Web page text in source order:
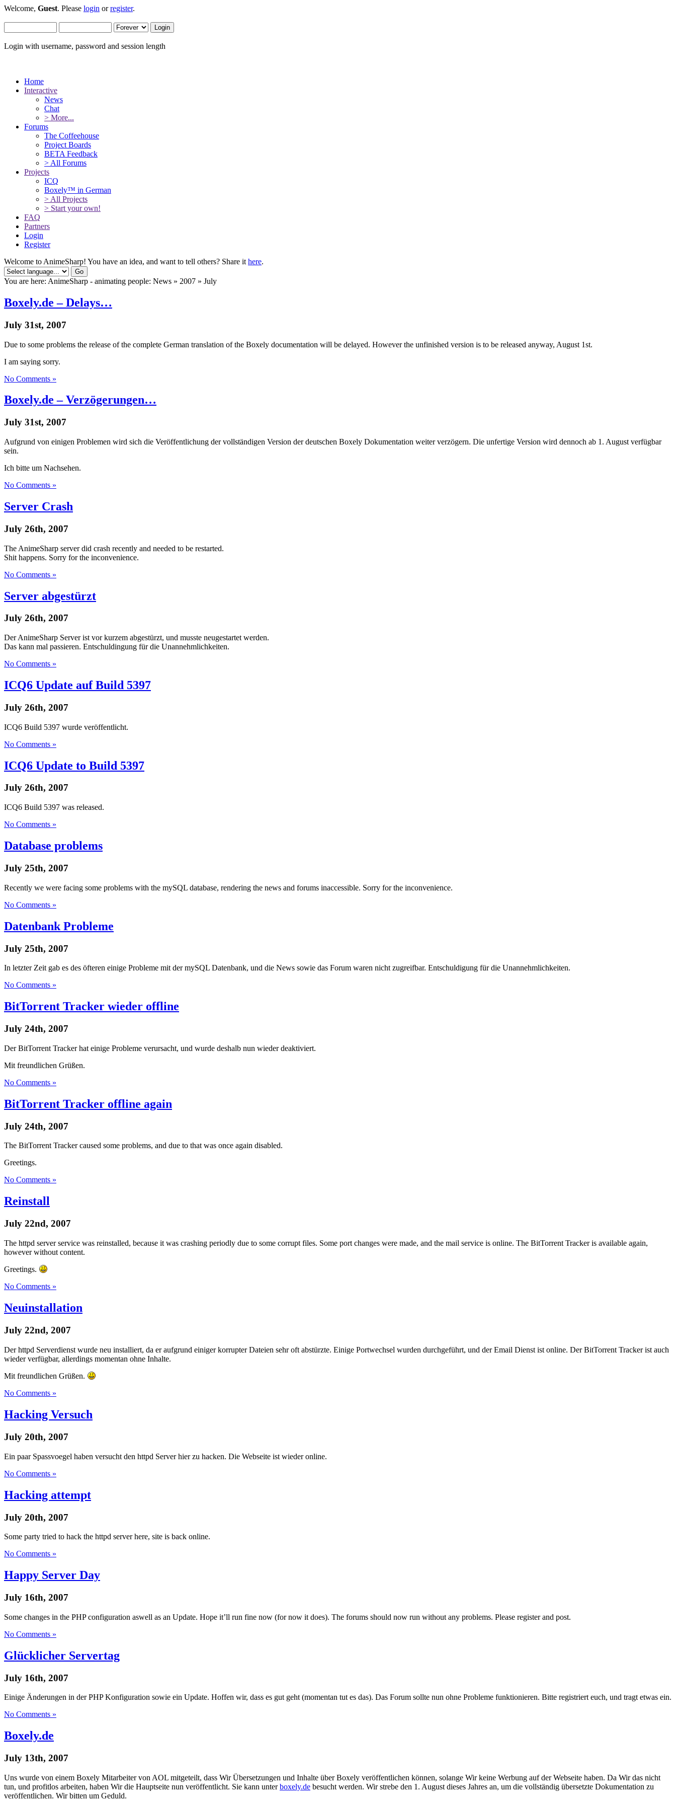
Welcome, Guest. Please login orregister.
Login with username, password and session length
Home
Interactive
News
Chat
> More...
Forums
The Coffeehouse
Project Boards
BETA Feedback
> All Forums
Projects
ICQ
Boxely™ in German
> All Projects
> Start your own!
FAQ
Partners
Login
Register
Welcome to AnimeSharp! You have an idea, and want to tell others? Share it here.
You are here: AnimeSharp - animating people: News » 2007 » July
Boxely.de – Delays…
July 31st, 2007
Due to some problems the release of the complete German translation of the Boxely documentation will be delayed. However the unfinished version is to be released anyway, August 1st.
I am saying sorry.
No Comments »
Boxely.de – Verzögerungen…
July 31st, 2007
Aufgrund von einigen Problemen wird sich die Veröffentlichung der vollständigen Version der deutschen Boxely Dokumentation weiter verzögern. Die unfertige Version wird dennoch ab 1. August verfügbar
sein.
Ich bitte um Nachsehen.
No Comments »
Server Crash
July 26th, 2007
The AnimeSharp server did crash recently and needed to be restarted.
Shit happens. Sorry for the inconvenience.
No Comments »
Server abgestürzt
July 26th, 2007
Der AnimeSharp Server ist vor kurzem abgestürzt, und musste neugestartet werden.
Das kann mal passieren. Entschuldingung für die Unannehmlichkeiten.
No Comments »
ICQ6 Update auf Build 5397
July 26th, 2007
ICQ6 Build 5397 wurde veröffentlicht.
No Comments »
ICQ6 Update to Build 5397
July 26th, 2007
ICQ6 Build 5397 was released.
No Comments »
Database problems
July 25th, 2007
Recently we were facing some problems with the mySQL database, rendering the news and forums inaccessible. Sorry for the inconvenience.
No Comments »
Datenbank Probleme
July 25th, 2007
In letzter Zeit gab es des öfteren einige Probleme mit der mySQL Datenbank, und die News sowie das Forum waren nicht zugreifbar. Entschuldigung für die Unannehmlichkeiten.
No Comments »
BitTorrent Tracker wieder offline
July 24th, 2007
Der BitTorrent Tracker hat einige Probleme verursacht, und wurde deshalb nun wieder deaktiviert.
Mit freundlichen Grüßen.
No Comments »
BitTorrent Tracker offline again
July 24th, 2007
The BitTorrent Tracker caused some problems, and due to that was once again disabled.
Greetings.
No Comments »
Reinstall
July 22nd, 2007
The httpd server service was reinstalled, because it was crashing periodly due to some corrupt files. Some port changes were made, and the mail service is online. The BitTorrent Tracker is available again,
however without content.
Greetings.
No Comments »
Neuinstallation
July 22nd, 2007
Der httpd Serverdienst wurde neu installiert, da er aufgrund einiger korrupter Dateien sehr oft abstürzte. Einige Portwechsel wurden durchgeführt, und der Email Dienst ist online. Der BitTorrent Tracker ist auch
wieder verfügbar, allerdings momentan ohne Inhalte.
Mit freundlichen Grüßen.
No Comments »
Hacking Versuch
July 20th, 2007
Ein paar Spassvoegel haben versucht den httpd Server hier zu hacken. Die Webseite ist wieder online.
No Comments »
Hacking attempt
July 20th, 2007
Some party tried to hack the httpd server here, site is back online.
No Comments »
Happy Server Day
July 16th, 2007
Some changes in the PHP configuration aswell as an Update. Hope it’ll run fine now (for now it does). The forums should now run without any problems. Please register and post.
No Comments »
Glücklicher Servertag
July 16th, 2007
Einige Änderungen in der PHP Konfiguration sowie ein Update. Hoffen wir, dass es gut geht (momentan tut es das). Das Forum sollte nun ohne Probleme funktionieren. Bitte registriert euch, und tragt etwas ein.
No Comments »
Boxely.de
July 13th, 2007
Uns wurde von einem Boxely Mitarbeiter von AOL mitgeteilt, dass Wir Übersetzungen und Inhalte über Boxely veröffentlichen können, solange Wir keine Werbung auf der Webseite haben. Da Wir das nicht
tun, und profitlos arbeiten, haben Wir die Hauptseite nun veröffentlicht. Sie kann unterboxely.de besucht werden. Wir strebe den 1. August dieses Jahres an, um die vollständig übersetzte Dokumentation zu
veröffentlichen. Wir bitten um Geduld.